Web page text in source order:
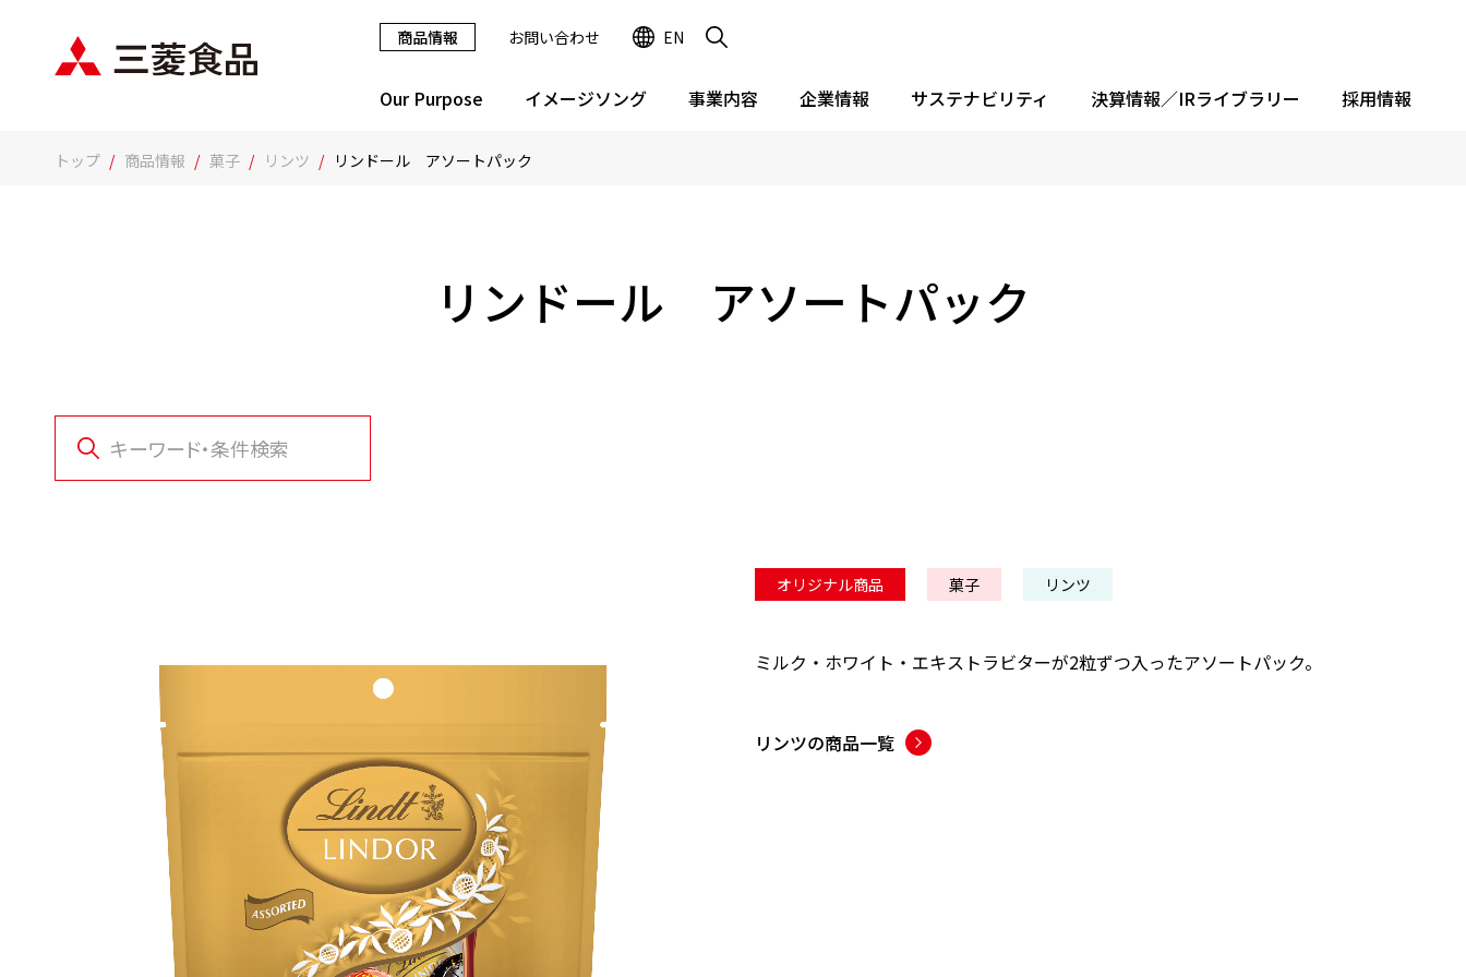
商品情報 お問い合わせ EN
Our Purpose イメージソング 事業内容 企業情報 サステナビリティ 決算情報／IRライブラリー 採用情報
トップ 商品情報 菓子 リンツ リンドール アソートパック
リンドール アソートパック
キーワード・条件検索
オリジナル商品 菓子 リンツ
ミルク・ホワイト・エキストラビターが2粒ずつ入ったアソートパック。
リンツの商品一覧